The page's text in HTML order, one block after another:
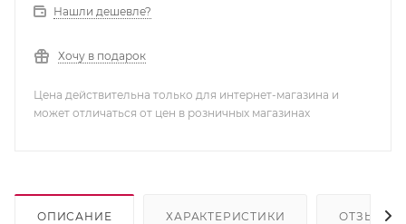
Нашли дешевле?
Хочу в подарок
Цена действительна только для интернет-магазина и
может отличаться от цен в розничных магазинах
ОПИСАНИЕ ХАРАКТЕРИСТИКИ ОТЗЫВЫ